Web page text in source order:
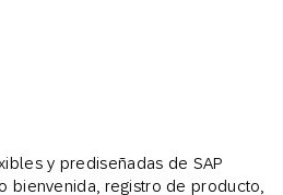
y prediseñadas de SAP
bienvenida, registro de producto,